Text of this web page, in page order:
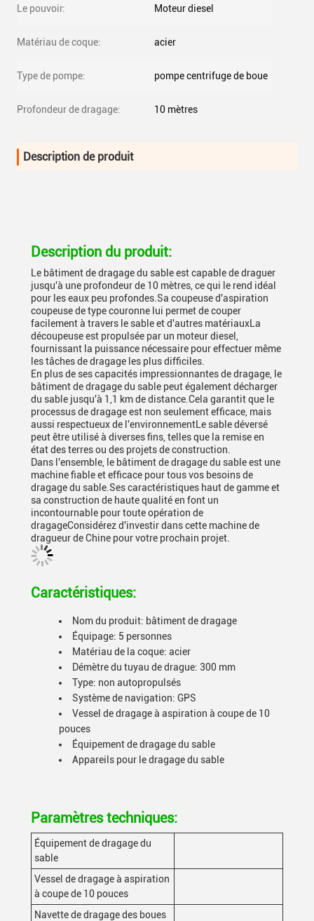
Le pouvoir: Moteur diesel
Matériau de coque: acier
Type de pompe: pompe centrifuge de boue
Profondeur de dragage: 10 mètres
Description de produit
Description du produit:
Le bâtiment de dragage du sable est capable de draguer
jusqu'à une profondeur de 10 mètres, ce qui le rend idéal
pour les eaux peu profondes.Sa coupeuse d'aspiration
coupeuse de type couronne lui permet de couper
facilement à travers le sable et d'autres matériauxLa
découpeuse est propulsée par un moteur diesel,
fournissant la puissance nécessaire pour effectuer même
les tâches de dragage les plus difficiles.
En plus de ses capacités impressionnantes de dragage, le
bâtiment de dragage du sable peut également décharger
du sable jusqu'à 1,1 km de distance.Cela garantit que le
processus de dragage est non seulement efficace, mais
aussi respectueux de l'environnementLe sable déversé
peut être utilisé à diverses fins, telles que la remise en
état des terres ou des projets de construction.
Dans l'ensemble, le bâtiment de dragage du sable est une
machine fiable et efficace pour tous vos besoins de
dragage du sable.Ses caractéristiques haut de gamme et
sa construction de haute qualité en font un
incontournable pour toute opération de
dragageConsidérez d'investir dans cette machine de
dragueur de Chine pour votre prochain projet.
Caractéristiques:
Nom du produit: bâtiment de dragage
Équipage: 5 personnes
Matériau de la coque: acier
Démètre du tuyau de drague: 300 mm
Type: non autopropulsés
Système de navigation: GPS
Vessel de dragage à aspiration à coupe de 10
pouces
Équipement de dragage du sable
Appareils pour le dragage du sable
Paramètres techniques:
Équipement de dragage du
sable
Vessel de dragage à aspiration
à coupe de 10 pouces
Navette de dragage des boues